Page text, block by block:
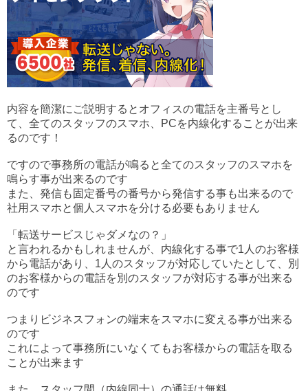
内容を簡潔にご説明するとオフィスの電話を主番号とし
て、全てのスタッフのスマホ、PCを内線化することが出来
るのです！
ですので事務所の電話が鳴ると全てのスタッフのスマホを
鳴らす事が出来るのです
また、発信も固定番号の番号から発信する事も出来るので
社用スマホと個人スマホを分ける必要もありません
「転送サービスじゃダメなの？」
と言われるかもしれませんが、内線化する事で1人のお客様
から電話があり、1人のスタッフが対応していたとして、別
のお客様からの電話を別のスタッフが対応する事が出来る
のです
つまりビジネスフォンの端末をスマホに変える事が出来る
のです
これによって事務所にいなくてもお客様からの電話を取る
ことが出来ます